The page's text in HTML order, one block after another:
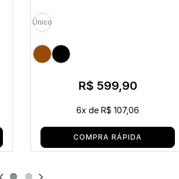
Único
R$ 599,90
6x de R$ 107,06
COMPRA RÁPIDA